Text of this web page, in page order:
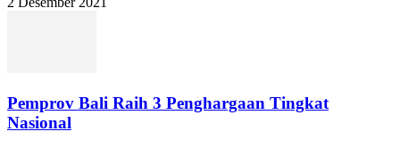
Pemprov Bali Raih 3 Penghargaan Tingkat
Nasional